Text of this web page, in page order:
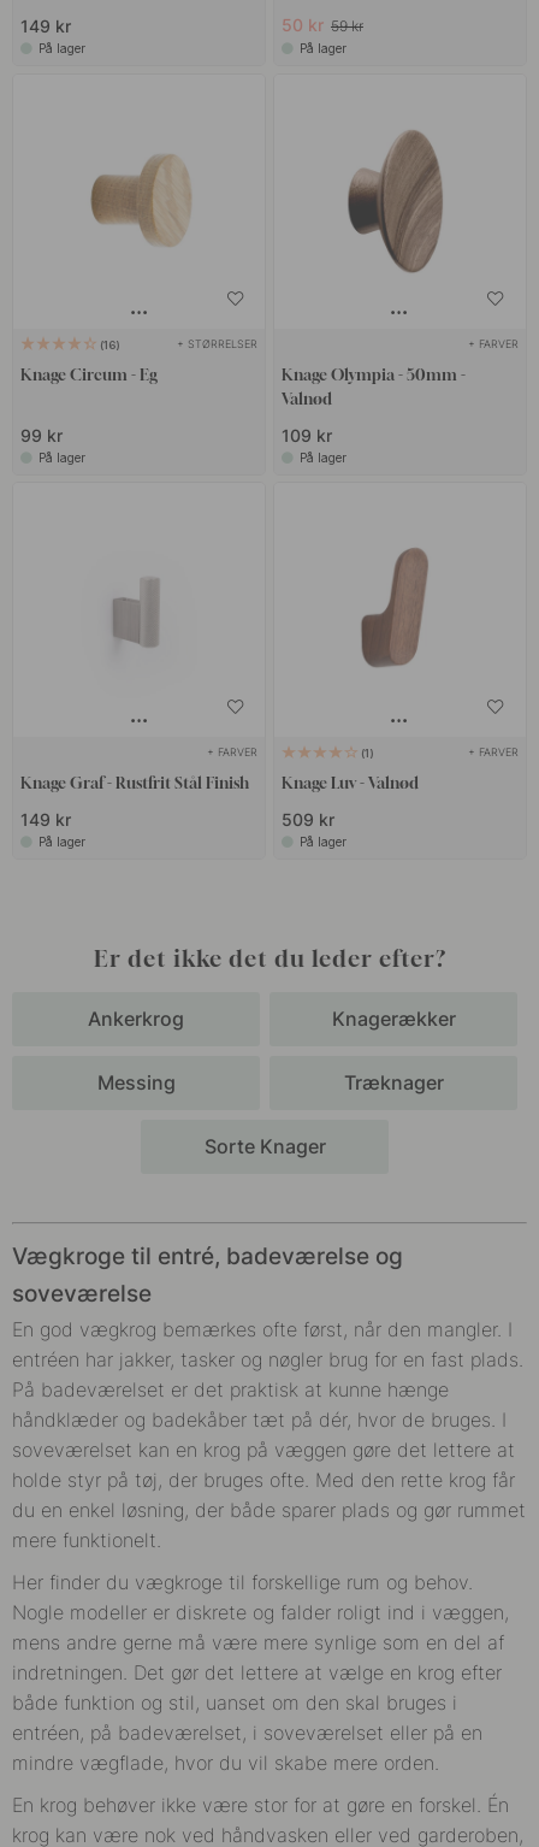
149 kr
På lager
50 kr 59 kr
På lager
16 + STØRRELSER
Knage Circum - Eg
99 kr
På lager
+ FARVER
Knage Olympia - 50mm -
Valnød
109 kr
På lager
+ FARVER
Knage Graf - Rustfrit Stål Finish
149 kr
På lager
1 + FARVER
Knage Luv - Valnød
509 kr
På lager
Er det ikke det du leder efter?
Ankerkrog Knagerækker
Messing Træknager
Sorte Knager
Vægkroge til entré, badeværelse og
soveværelse
En god vægkrog bemærkes ofte først, når den mangler. I
entréen har jakker, tasker og nøgler brug for en fast plads.
På badeværelset er det praktisk at kunne hænge
håndklæder og badekåber tæt på dér, hvor de bruges. I
soveværelset kan en krog på væggen gøre det lettere at
holde styr på tøj, der bruges ofte. Med den rette krog får
du en enkel løsning, der både sparer plads og gør rummet
mere funktionelt.
Her finder du vægkroge til forskellige rum og behov.
Nogle modeller er diskrete og falder roligt ind i væggen,
mens andre gerne må være mere synlige som en del af
indretningen. Det gør det lettere at vælge en krog efter
både funktion og stil, uanset om den skal bruges i
entréen, på badeværelset, i soveværelset eller på en
mindre vægflade, hvor du vil skabe mere orden.
En krog behøver ikke være stor for at gøre en forskel. Én
krog kan være nok ved håndvasken eller ved garderoben,